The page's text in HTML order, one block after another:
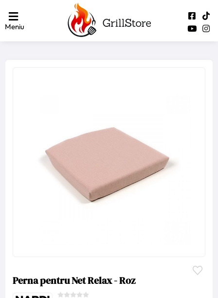
Meniu
Perna pentru Net Relax - Roz